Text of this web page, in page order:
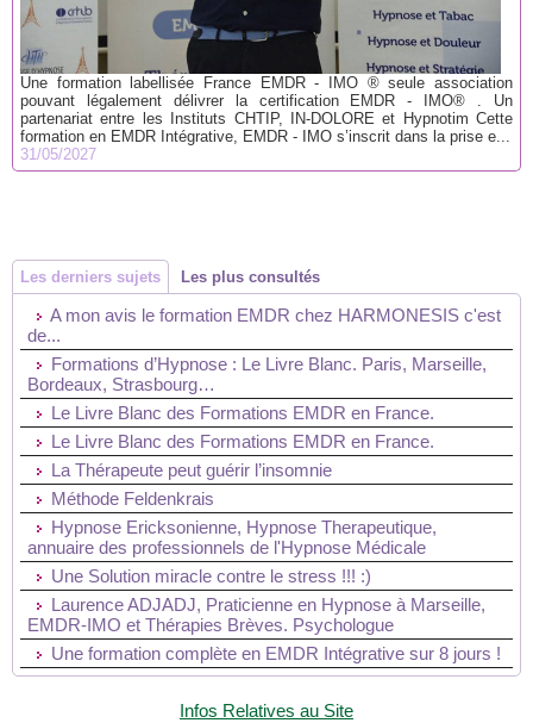
Une formation labellisée France EMDR - IMO ® seule association
pouvant légalement délivrer la certification EMDR - IMO® . Un
partenariat entre les Instituts CHTIP, IN-DOLORE et Hypnotim Cette
formation en EMDR Intégrative, EMDR - IMO s’inscrit dans la prise e...
31/05/2027
Les derniers sujets Les plus consultés
A mon avis le formation EMDR chez HARMONESIS c'est
de...
Formations d’Hypnose : Le Livre Blanc. Paris, Marseille,
Bordeaux, Strasbourg…
Le Livre Blanc des Formations EMDR en France.
Le Livre Blanc des Formations EMDR en France.
La Thérapeute peut guérir l’insomnie
Méthode Feldenkrais
Hypnose Ericksonienne, Hypnose Therapeutique,
annuaire des professionnels de l'Hypnose Médicale
Une Solution miracle contre le stress !!! :)
Laurence ADJADJ, Praticienne en Hypnose à Marseille,
EMDR-IMO et Thérapies Brèves. Psychologue
Une formation complète en EMDR Intégrative sur 8 jours !
Infos Relatives au Site